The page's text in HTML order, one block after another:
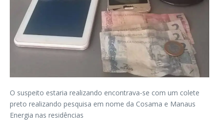
O suspeito estaria realizando encontrava-se com um colete
preto realizando pesquisa em nome da Cosama e Manaus
Energia nas residências